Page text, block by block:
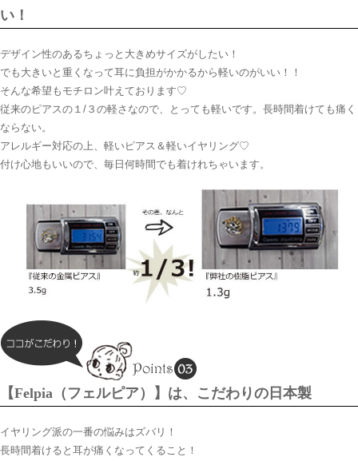
い！
デザイン性のあるちょっと大きめサイズがしたい！
でも大きいと重くなって耳に負担がかかるから軽いのがいい！！
そんな希望もモチロン叶えております♡
従来のピアスの１/３の軽さなので、とっても軽いです。長時間着けても痛く
ならない。
アレルギー対応の上、軽いピアス＆軽いイヤリング♡
付け心地もいいので、毎日何時間でも着けれちゃいます。
【Felpia（フェルピア）】は、こだわりの日本製
イヤリング派の一番の悩みはズバリ！
長時間着けると耳が痛くなってくること！